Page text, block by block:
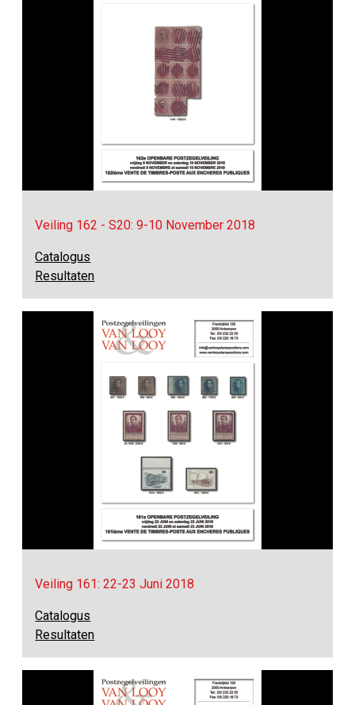
Veiling 162 - S20: 9-10 November 2018
Catalogus
Resultaten
Veiling 161: 22-23 Juni 2018
Catalogus
Resultaten